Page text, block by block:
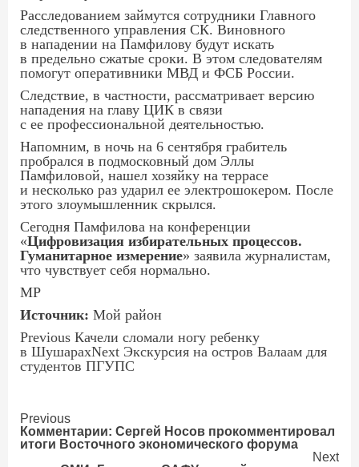
Расследованием займутся сотрудники Главного
следственного управления СК. Виновного
в нападении на Памфилову будут искать
в предельно сжатые сроки. В этом следователям
помогут оперативники МВД и ФСБ России.
Следствие, в частности, рассматривает версию
нападения на главу ЦИК в связи
с ее профессиональной деятельностью.
Напомним, в ночь на 6 сентября грабитель
пробрался в подмосковный дом Эллы
Памфиловой, нашел хозяйку на террасе
и несколько раз ударил ее электрошокером. После
этого злоумышленник скрылся.
Сегодня Памфилова на конференции
«Цифровизация избирательных процессов.
Гуманитарное измерение» заявила журналистам,
что чувствует себя нормально.
МР
Источник: Мой район
Continue
Reading
Previous Качели сломали ногу ребенку
в ШушарахNext Экскурсия на остров Валаам для
студентов ПГУПС
Continue
Reading
Previous
Комментарии: Сергей Носов прокомментировал
итоги Восточного экономического форума
Next